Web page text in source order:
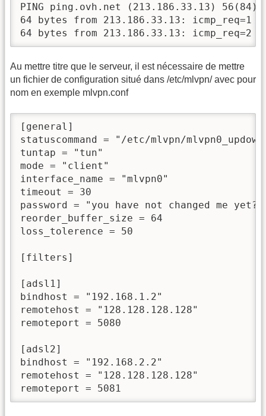
PING ping.ovh.net (213.186.33.13)
64 bytes from 213.186.33.13: icmp_req=1
64 bytes from 213.186.33.13: icmp_req=2
Au mettre titre que le serveur, il est nécessaire de mettre
un fichier de configuration situé dans /etc/mlvpn/ avec pour
nom en exemple mlvpn.conf
[general]
statuscommand = "/etc/mlvpn/
tuntap = "tun"
mode = "client"
interface_name = "mlvpn0"
timeout = 30
password = "you have not changed me yet?"
reorder_buffer_size = 64
loss_tolerence = 50
[filters]
[adsl1]
bindhost = "192.168.1.2"
remotehost = "128.128.128.128"
remoteport = 5080
[adsl2]
bindhost = "192.168.2.2"
remotehost = "128.128.128.128"
remoteport = 5081